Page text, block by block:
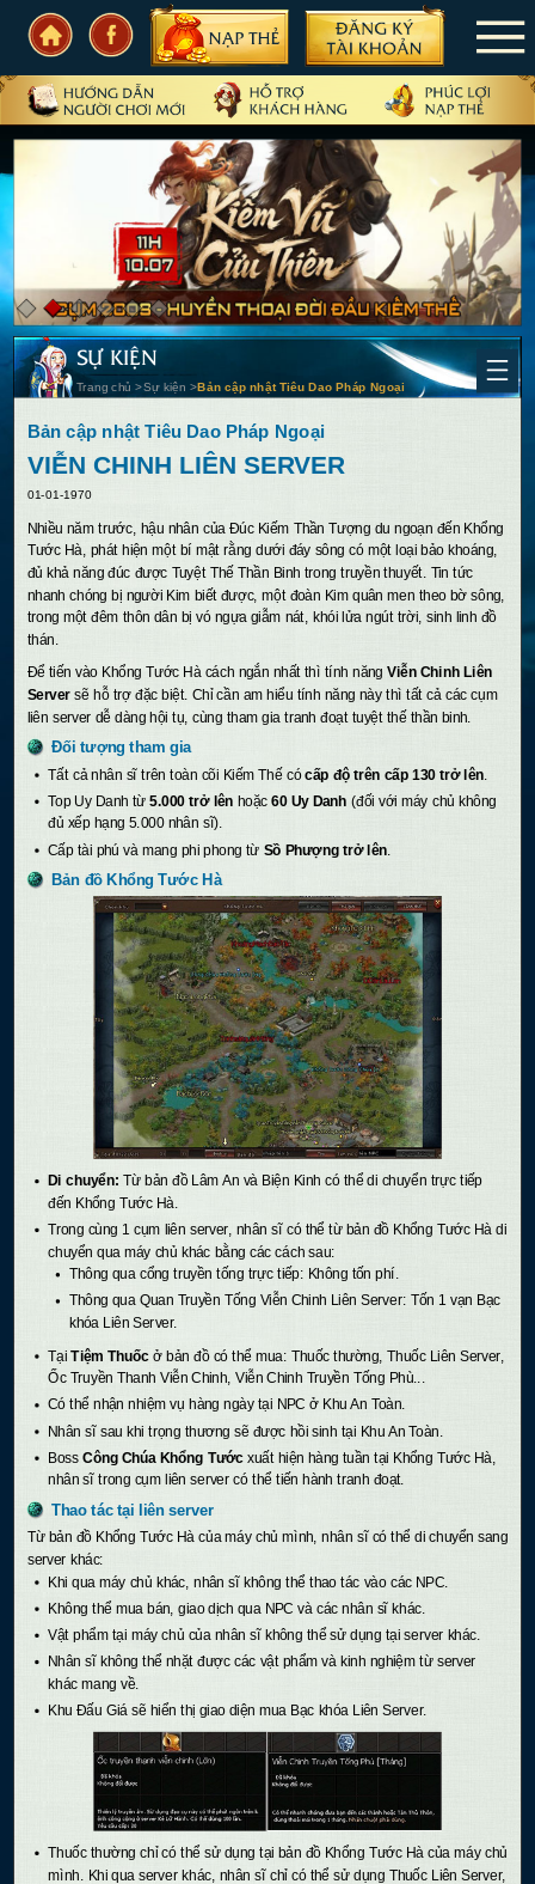
SỰ KIỆN
Trang chủ>Sự kiện >Bản cập nhật Tiêu Dao Pháp Ngoại
Bản cập nhật Tiêu Dao Pháp Ngoại
VIỄN CHINH LIÊN SERVER
01-01-1970
N hiều năm trước, hậu nhân của Đúc Kiếm Thần Tượng du ngoạn đến Khổng
Tước Hà, phát hiện một bí mật rằng dưới đáy sông có một loại bảo khoáng,
đủ khả năng đúc được Tuyệt Thế Thần Binh trong truyền thuyết. Tin tức
nhanh chóng bị người Kim biết được, một đoàn Kim quân men theo bờ sông,
trong một đêm thôn dân bị vó ngựa giẫm nát, khói lửa ngút trời, sinh linh đồ
thán.
Để tiến vào Khổng Tước Hà cách ngắn nhất thì tính năngViễn Chinh Liên
Serversẽ hỗ trợ đặc biệt. Chỉ cần am hiểu tính năng này thì tất cả các cụm
liên server dễ dàng hội tụ, cùng tham gia tranh đoạt tuyệt thế thần binh.
Đối tượng tham gia
Tất cả nhân sĩ trên toàn cõi Kiếm Thế cócấp độ trên cấp 130 trở lên
Top Uy Danh từ5.000 trở lên hoặc60 Uy Danh (đối với máy chủ không
đủ xếp hạng 5.000 nhân sĩ).
Cấp tài phú và mang phi phong từ Sồ Phượng trở lên
Bản đồ Khổng Tước Hà
Di chuyển: Từ bản đồ Lâm An và Biện Kinh có thể di chuyển trực tiếp
đến Khổng Tước Hà.
Trong cùng 1 cụm liên server, nhân sĩ có thể từ bản đồ Khổng Tước Hà di
chuyển qua máy chủ khác bằng các cách sau:
Thông qua cổng truyền tống trực tiếp: Không tốn phí.
Thông qua Quan Truyền Tống Viễn Chinh Liên Server: Tốn 1 vạn Bạc
khóa Liên Server.
TạiTiệm Thuốcở bản đồ có thể mua: Thuốc thường, Thuốc Liên Server,
Ốc Truyền Thanh Viễn Chinh, Viễn Chinh Truyền Tống Phù...
Có thể nhận nhiệm vụ hàng ngày tại NPC ở Khu An Toàn.
Nhân sĩ sau khi trọng thương sẽ được hồi sinh tại Khu An Toàn.
BossCông Chúa Khổng Tướcxuất hiện hàng tuần tại Khổng Tước Hà,
nhân sĩ trong cụm liên server có thể tiến hành tranh đoạt.
Thao tác tại liên server
Từ bản đồ Khổng Tước Hà của máy chủ mình, nhân sĩ có thể di chuyển sang
server khác:
Khi qua máy chủ khác, nhân sĩ không thể thao tác vào các NPC.
Không thể mua bán, giao dịch qua NPC và các nhân sĩ khác.
Vật phẩm tại máy chủ của nhân sĩ không thể sử dụng tại server khác.
Nhân sĩ không thể nhặt được các vật phẩm và kinh nghiệm từ server
khác mang về.
Khu Đấu Giá sẽ hiển thị giao diện mua Bạc khóa Liên Server.
Thuốc thường chỉ có thể sử dụng tại bản đồ Khổng Tước Hà của máy chủ
mình. Khi qua server khác, nhân sĩ chỉ có thể sử dụng Thuốc Liên Server,
TRANG CHỦ
TIN TỨC
SỰ KIỆN
CẨM NANG
CẦN BIẾT